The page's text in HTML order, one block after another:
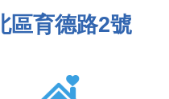
區育德路2號